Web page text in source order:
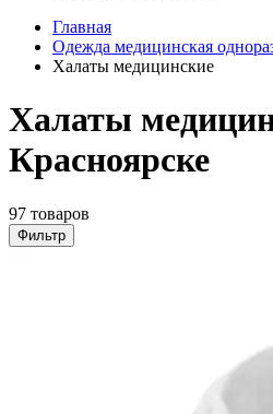
Главная
Одежда медицинская
Халаты медицинские
Халаты
Красноярске
97 товаров
Фильтр